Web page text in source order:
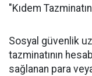
"Kıdem
Sosyal güvenlik
tazminatının
sağlanan para